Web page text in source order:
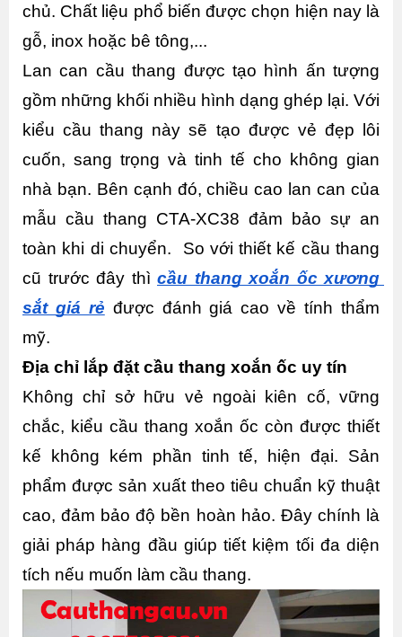
chủ. Chất liệu phổ biến được chọn hiện nay là
gỗ, inox hoặc bê tông,...
Lan can cầu thang được tạo hình ấn tượng
gồm những khối nhiều hình dạng ghép lại. Với
kiểu cầu thang này sẽ tạo được vẻ đẹp lôi
cuốn, sang trọng và tinh tế cho không gian
nhà bạn. Bên cạnh đó, chiều cao lan can của
mẫu cầu thang CTA-XC38 đảm bảo sự an
toàn khi di chuyển.  So với thiết kế cầu thang
cũ trước đây thì cầu thang xoắn ốc xương
sắt giá rẻ được đánh giá cao về tính thẩm
mỹ.
Địa chỉ lắp đặt cầu thang xoắn ốc uy tín
Không chỉ sở hữu vẻ ngoài kiên cố, vững
chắc, kiểu cầu thang xoắn ốc còn được thiết
kế không kém phần tinh tế, hiện đại. Sản
phẩm được sản xuất theo tiêu chuẩn kỹ thuật
cao, đảm bảo độ bền hoàn hảo. Đây chính là
giải pháp hàng đầu giúp tiết kiệm tối đa diện
tích nếu muốn làm cầu thang.